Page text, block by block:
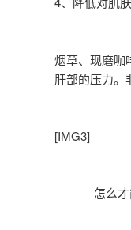
烟草、现磨咖
肝部的压力。
[IMG3]
怎么